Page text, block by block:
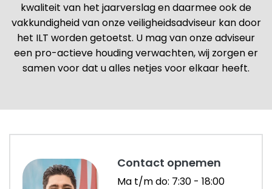
kwaliteit van het jaarverslag en daarmee ook de
vakkundigheid van onze veiligheidsadviseur kan door
het ILT worden getoetst. U mag van onze adviseur
een pro-actieve houding verwachten, wij zorgen er
samen voor dat u alles netjes voor elkaar heeft.
Contact opnemen
Ma t/m do: 7:30 - 18:00